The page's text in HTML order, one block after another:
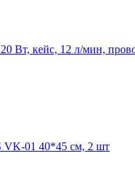
Вт, кейс, 12 л/мин,
VK-01 40*45 см, 2 шт